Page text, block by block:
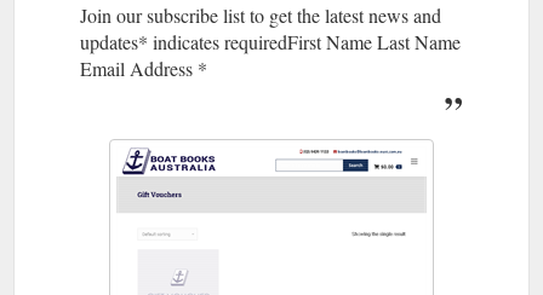
Join our subscribe list to get the latest news and
updates* indicates requiredFirst Name Last Name
Email Address *